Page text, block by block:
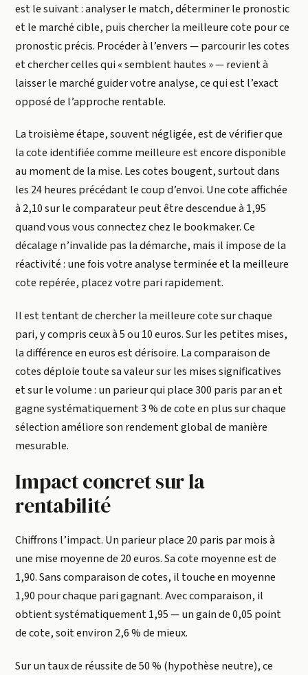
est le suivant : analyser le match, déterminer le pronostic
et le marché cible, puis chercher la meilleure cote pour ce
pronostic précis. Procéder à l’envers — parcourir les cotes
et chercher celles qui « semblent hautes » — revient à
laisser le marché guider votre analyse, ce qui est l’exact
opposé de l’approche rentable.
La troisième étape, souvent négligée, est de vérifier que
la cote identifiée comme meilleure est encore disponible
au moment de la mise. Les cotes bougent, surtout dans
les 24 heures précédant le coup d’envoi. Une cote affichée
à 2,10 sur le comparateur peut être descendue à 1,95
quand vous vous connectez chez le bookmaker. Ce
décalage n’invalide pas la démarche, mais il impose de la
réactivité : une fois votre analyse terminée et la meilleure
cote repérée, placez votre pari rapidement.
Il est tentant de chercher la meilleure cote sur chaque
pari, y compris ceux à 5 ou 10 euros. Sur les petites mises,
la différence en euros est dérisoire. La comparaison de
cotes déploie toute sa valeur sur les mises significatives
et sur le volume : un parieur qui place 300 paris par an et
gagne systématiquement 3 % de cote en plus sur chaque
sélection améliore son rendement global de manière
mesurable.
Impact concret sur la
rentabilité
Chiffrons l’impact. Un parieur place 20 paris par mois à
une mise moyenne de 20 euros. Sa cote moyenne est de
1,90. Sans comparaison de cotes, il touche en moyenne
1,90 pour chaque pari gagnant. Avec comparaison, il
obtient systématiquement 1,95 — un gain de 0,05 point
de cote, soit environ 2,6 % de mieux.
Sur un taux de réussite de 50 % (hypothèse neutre), ce